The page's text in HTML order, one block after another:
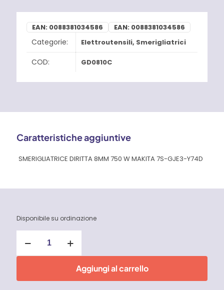
EAN: 0088381034586 EAN: 0088381034586
Categorie: Elettroutensili, Smerigliatrici
COD: GD0810C
Caratteristiche aggiuntive
SMERIGLIATRICE DIRITTA 8MM 750 W MAKITA 7S-GJE3-Y74D
Disponibile su ordinazione
diritta
8
Aggiungi al carrello